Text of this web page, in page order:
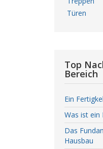
Türen
Top
Bereich
Ein
Was ist ein
Das
Hausbau